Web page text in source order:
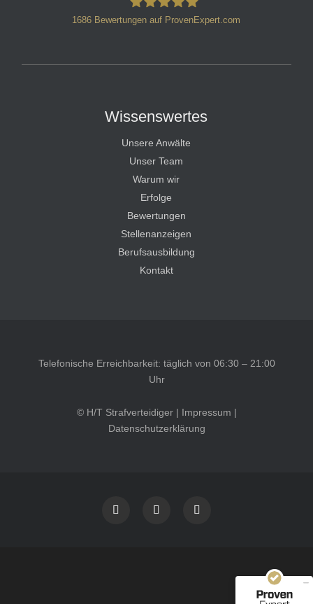
1686 Bewertungen auf ProvenExpert.com
Wissenswertes
Unsere Anwälte
Unser Team
Warum wir
Erfolge
Bewertungen
Stellenanzeigen
Berufsausbildung
Kontakt
Telefonische Erreichbarkeit: täglich von 06:30 – 21:00
Uhr
© H/T Strafverteidiger | Impressum |
Datenschutzerklärung
40